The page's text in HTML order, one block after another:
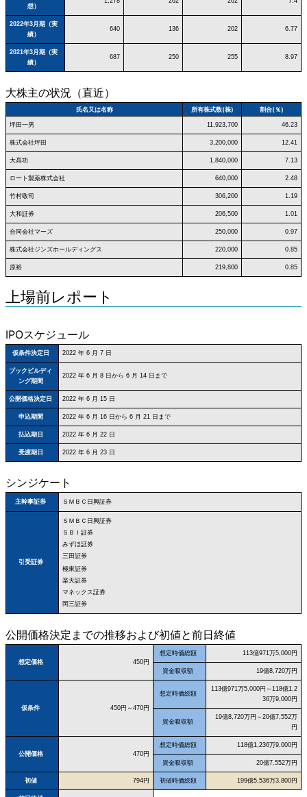
想）
2022年3月期（実
績）
640 136 202 6.77
2021年3月期（実
績）
687 250 255 8.97
大株主の状況（直近）
氏名又は名称 所有株式数(株) 割合(％)
坪田一男 11,923,700 46.23
株式会社坪田 3,200,000 12.41
大髙功 1,840,000 7.13
ロート製薬株式会社 640,000 2.48
竹村敬司 306,200 1.19
大和証券 206,500 1.01
合同会社マーズ 250,000 0.97
株式会社ジンズホールディングス 220,000 0.85
原裕 219,800 0.85
上場前レポート
IPOスケジュール
仮条件決定日 2022 年 6 月 7 日
ブックビルディ
ング期間
2022 年 6 月 8 日から 6 月 14 日まで
公開価格決定日 2022 年 6 月 15 日
申込期間 2022 年 6 月 16 日から 6 月 21 日まで
払込期日 2022 年 6 月 22 日
受渡期日 2022 年 6 月 23 日
シンジケート
主幹事証券 ＳＭＢＣ日興証券
引受証券
ＳＭＢＣ日興証券
ＳＢＩ証券
みずほ証券
三田証券
極東証券
楽天証券
マネックス証券
岡三証券
公開価格決定までの推移および初値と前日終値
想定価格 450円
想定時価総額 113億971万5,000円
資金吸収額 19億8,720万円
仮条件 450円～470円
想定時価総額
113億971万5,000円～118億1,2
36万9,000円
資金吸収額
19億8,720万円～20億7,552万
円
公開価格 470円
想定時価総額 118億1,236万9,000円
資金吸収額 20億7,552万円
初値 794円 初値時価総額 199億5,536万3,800円